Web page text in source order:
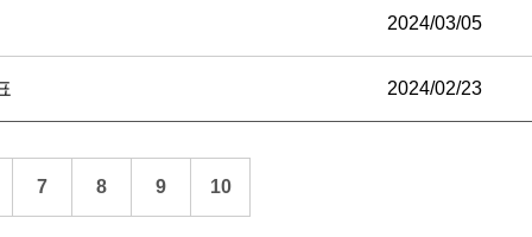
2024/03/05
2024/02/23
7 8 9 10